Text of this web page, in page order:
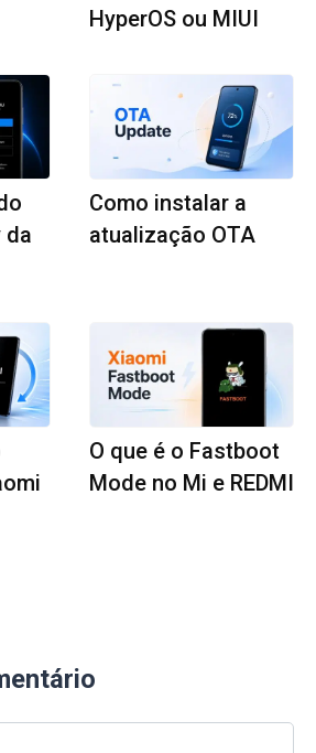
HyperOS ou MIUI
da
Como instalar a
atualização OTA
O que é o Fastboot
Mode no Mi e REDMI